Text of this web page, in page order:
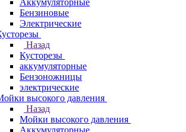
Аккумуляторные
Бензиновые
Электрические
Назад
Кусторезы
аккумуляторные
Бензоножницы
электрические
высокого давления
Назад
Мойки высокого давления
Аккумуляторные